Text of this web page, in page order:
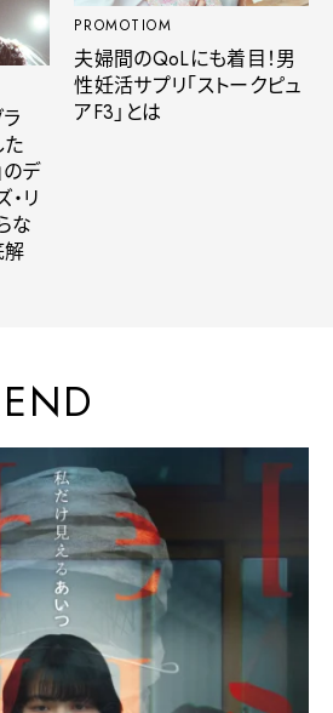
のデ
リ
な
解
PROMOTIOM
夫婦間のQoLにも着目！男
性妊活サプリ「ストークピュ
アF3」とは